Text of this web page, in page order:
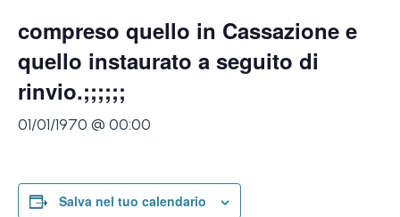
compreso quello in Cassazione e
quello instaurato a seguito di
rinvio.;;;;;;
01/01/1970 @ 00:00
Salva nel tuo calendario